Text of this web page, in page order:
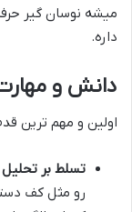
میشه نوسان گیر
داره.
دانش و
اولین و مهم ترین
تسلط بر
رو مثل کف